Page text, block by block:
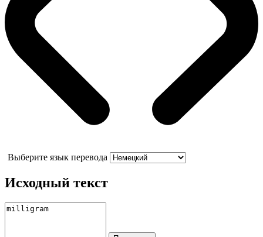
Выберите язык перевода
Исходный текст